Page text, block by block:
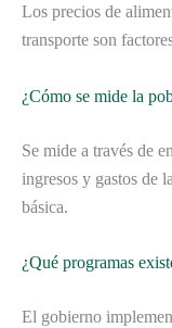
Los precios de
transporte son
¿Cómo se mide la
Se mide a través de
ingresos y gastos de
básica.
¿Qué programas
El gobierno